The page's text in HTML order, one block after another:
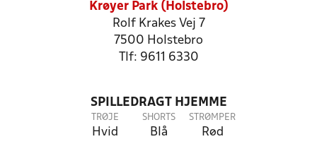
Krøyer Park (Holstebro)
Rolf Krakes Vej 7
7500 Holstebro
Tlf: 9611 6330
SPILLEDRAGT HJEMME
TRØJE
Hvid
SHORTS
Blå
STRØMPER
Rød